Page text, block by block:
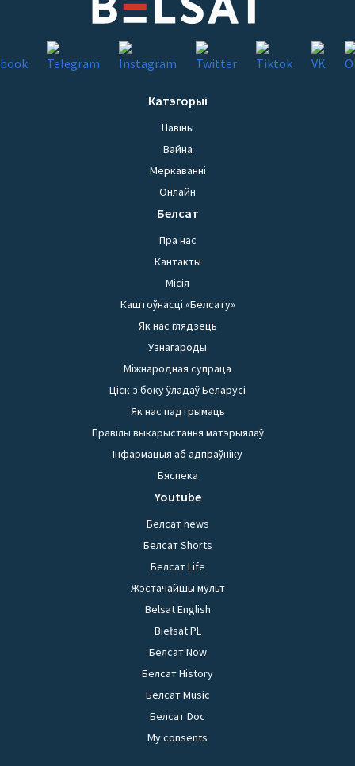
Катэгорыі
Навіны
Вайна
Меркаванні
Онлайн
Белсат
Пра нас
Кантакты
Місія
Каштоўнасці «Белсату»
Як нас глядзець
Узнагароды
Міжнародная супраца
Ціск з боку ўладаў Беларусі
Як нас падтрымаць
Правілы выкарыстання матэрыялаў
Інфармацыя аб адпраўніку
Бяспека
Youtube
Белсат news
Белсат Shorts
Белсат Life
Жэстачайшы мульт
Belsat English
Biełsat PL
Белсат Now
Белсат History
Белсат Music
Белсат Doc
My consents